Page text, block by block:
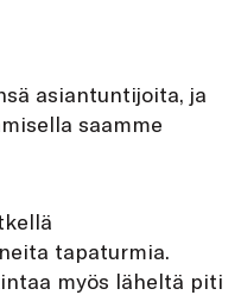
asiantuntijoita, ja
saamme
tapaturmia.
myös läheltä piti